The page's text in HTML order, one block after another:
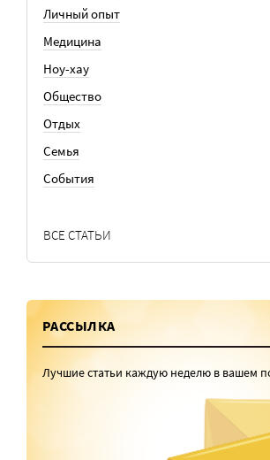
Личный опыт
Медицина
Ноу-хау
Общество
Отдых
Семья
События
ВСЕ СТАТЬИ
РАССЫЛКА
Лучшие статьи каждую неделю в вашем